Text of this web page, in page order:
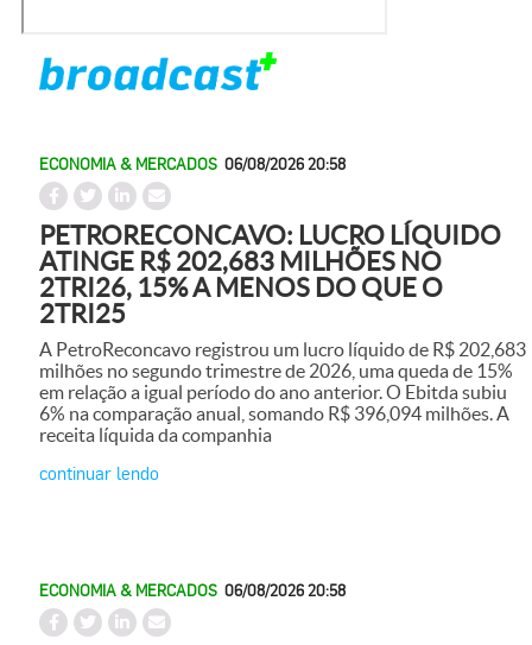
ECONOMIA & MERCADOS 06/08/2026 20:58
PETRORECONCAVO: LUCRO LÍQUIDO
ATINGE R$ 202,683 MILHÕES NO
2TRI26, 15% A MENOS DO QUE O
2TRI25
A PetroReconcavo registrou um lucro líquido de R$ 202,683
milhões no segundo trimestre de 2026, uma queda de 15%
em relação a igual período do ano anterior. O Ebitda subiu
6% na comparação anual, somando R$ 396,094 milhões. A
receita líquida da companhia
continuar lendo
ECONOMIA & MERCADOS 06/08/2026 20:58